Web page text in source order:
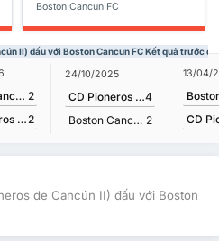
Boston Cancun FC
II) đấu với Boston Cancun FC Kết quả trước đó
Boston Cancun FC 2
CD Pioneros Junior (CD Pioneros de Cancún II)2
24/10/2025
CD Pioneros Junior (CD Pioneros de Cancún II)4
Boston Cancun FC 2
13/04/
de Cancún II) đấu với Boston